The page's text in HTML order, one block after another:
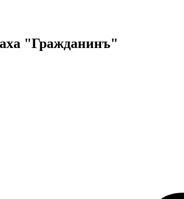
"Гражданинъ"